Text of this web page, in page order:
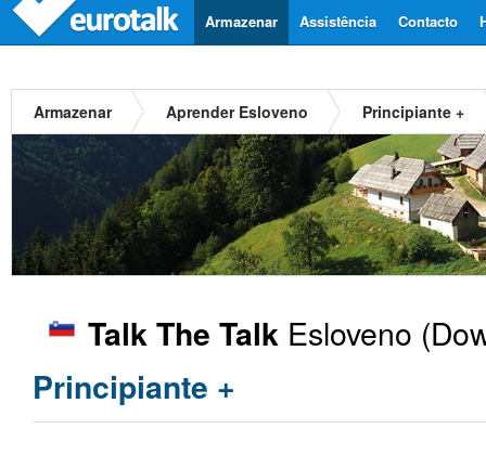
Contacto
Assistência
Armazenar
Armazenar Aprender Esloveno Principiante +
Talk The Talk Esloveno
Principiante +